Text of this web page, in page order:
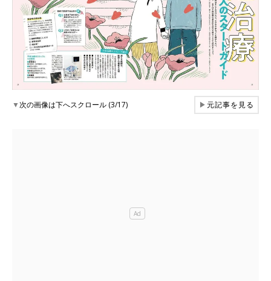
▼次の画像は下へスクロール (3/17) ▶元記事を見る